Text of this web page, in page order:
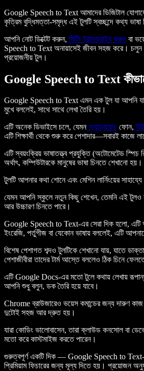
Google Speech to Text আমাদের ডিজিটাল
কৃত্রিম বুদ্ধিমত্তা-সমৃদ্ধ এই টুলটি স্বচ্ছন্দে কথ্য ভাষা
আপনি নোট ডিক্টেট করুন, মিটিং ট্রান্সক্রাইব করুনবা
Speech to Text অনায়াসেই জীবন সহজ করে। চলুন
প্রয়োজনীয় টুল।
Google Speech to Text
Google Speech to Text এমন এক টুল যা আপনি যা
মুখে বললেই, সাথে সাথে লেখা তৈরি হয়।
এটি অনেক ডিভাইসে চলে, যেমনঅ্যান্ড্রয়েড ফোন,
এটি শিক্ষার্থী থেকে শুরু করে পেশাদার—সবারই কাজে
এটি স্বয়ংক্রিয় ভাষাতত্ত্ব প্রযুক্তি (অটোমেটেড স্পিচ
অর্থাৎ, কম্পিউটারকে মানুষের ভাষা চিনতে শেখানো হয়।
টুলটি আপনার কথা শোনে এবং মেশিন লার্নিংয়ের
যেমন আপনি স্কুলে নতুন কিছু শেখেন, তেমনি এই টুলও
আর উচ্চারণ চিনতে পারে।
Google Speech to Text-এর সেরা দিক হলো, এটি
ইংরেজি, পর্তুগীজ বা যেকোন ভাষায় বললেই, এটি
বিশেষ পেশাগত শব্দও টুলটিকে শেখানো যায়, যাতে
পেশাজীবীরা তাদের টার্ম আস্তে বললেও ঠিক চিনে
এটি Google Docs-এর মতো টুলে কথায় লেখায়
আপনি শুধু বলুন, ডক তৈরি হয়ে যাবে।
Chrome ব্রাউজারেও ভয়েস কমান্ডের জন্য দারুণ
দুটোই সহজ আর দ্রুত হয়।
যারা কোডিং ভালোবাসেন, তারা ক্লাউড কনসোল বা
মতো করে কাস্টমাইজ করতে পারেন।
গুরুত্বপূর্ণ একটি দিক — Google Speech to Text-
প্রিমিয়াম ফিচারের জন্য মূল্য দিতে হয়। প্রয়োজন